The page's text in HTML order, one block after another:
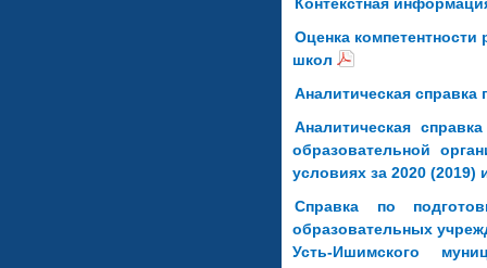
Оценка
школ
Аналитическая
Аналитическая
образовательной
условиях за 2020 (2019)
Справка по
образовательных
Усть-Ишимского